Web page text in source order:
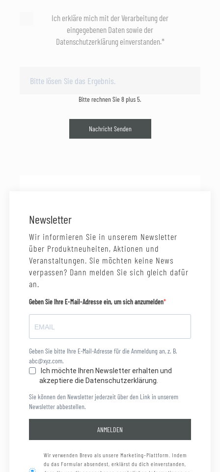
Ich erkläre mich mit der Verarbeitung der
eingegebenen Daten sowie der
Datenschutzerklärung einverstanden.*
Bitte rechnen Sie 8 plus 5.
Nachricht Senden
Newsletter
Wir informieren Sie in unserem Newsletter
über Produktneuheiten, Aktionen und
Veranstaltungen. Sie möchten keine News
verpassen? Dann melden Sie sich gleich dafür
an.
Geben Sie Ihre E-Mail-Adresse ein, um sich anzumelden
Geben Sie bitte Ihre E-Mail-Adresse für die Anmeldung an, z. B.
abc@xyz.com.
Ich möchte Ihren Newsletter erhalten und
akzeptiere die Datenschutzerklärung.
Sie können den Newsletter jederzeit über den Link in unserem
Newsletter abbestellen.
ANMELDEN
Wir verwenden Brevo als unsere Marketing-Plattform. Indem
du das Formular absendest, erklärst du dich einverstanden,